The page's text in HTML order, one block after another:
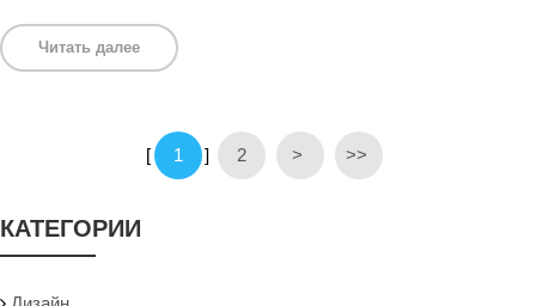
Читать далее
[ 1 ] 2 > >>
КАТЕГОРИИ